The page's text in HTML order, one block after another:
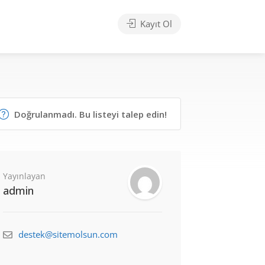
Kayıt Ol
Doğrulanmadı. Bu listeyi talep edin!
Yayınlayan
admin
destek@sitemolsun.com